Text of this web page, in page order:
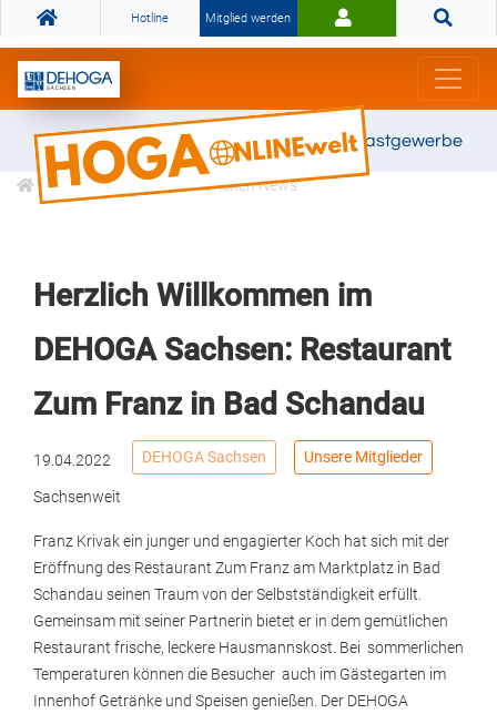
Hotline Mitglied werden
Gemeinsam stark für das Gastgewerbe
Informationen Branchen News
Herzlich Willkommen im
DEHOGA Sachsen: Restaurant
Zum Franz in Bad Schandau
19.04.2022 DEHOGA Sachsen Unsere Mitglieder
Sachsenweit
Franz Krivak ein junger und engagierter Koch hat sich mit der
Eröffnung des Restaurant Zum Franz am Marktplatz in Bad
Schandau seinen Traum von der Selbstständigkeit erfüllt.
Gemeinsam mit seiner Partnerin bietet er in dem gemütlichen
Restaurant frische, leckere Hausmannskost. Bei sommerlichen
Temperaturen können die Besucher auch im Gästegarten im
Innenhof Getränke und Speisen genießen. Der DEHOGA